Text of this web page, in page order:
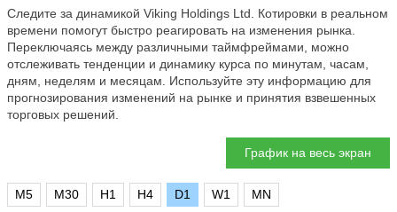
Следите за динамикой Viking Holdings Ltd. Котировки в реальном
времени помогут быстро реагировать на изменения рынка.
Переключаясь между различными таймфреймами, можно
отслеживать тенденции и динамику курса по минутам, часам,
дням, неделям и месяцам. Используйте эту информацию для
прогнозирования изменений на рынке и принятия взвешенных
торговых решений.
График на весь экран
M5 M30 H1 H4 D1 W1 MN